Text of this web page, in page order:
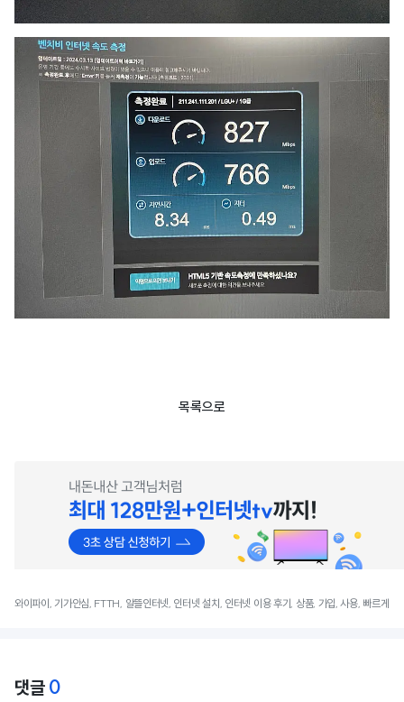
목록으로
와이파이, 기가안심, FTTH, 알뜰인터넷, 인터넷 설치, 인터넷 이용 후기, 상품, 가입, 사용, 빠르게
댓글 0